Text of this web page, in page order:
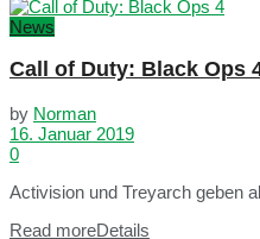
News
Call of Duty: Black Ops
by Norman
16. Januar 2019
0
Activision und Treyarch geben
Read moreDetails